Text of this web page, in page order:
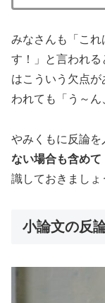
みなさんも「こ
す！」と言われ
はこういう欠点
われても「う～ん
やみくもに反論を
ない場合も含めて
識しておきましょ
小論文の反